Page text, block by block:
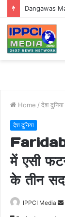
Home / देश दुनिया
देश दुनिया
में एसी
के तीन
IPPCI Media